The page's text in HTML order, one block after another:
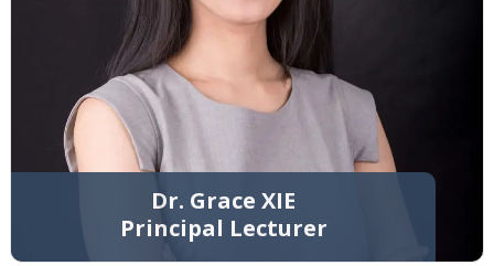
Dr. Grace XIE
Principal Lecturer